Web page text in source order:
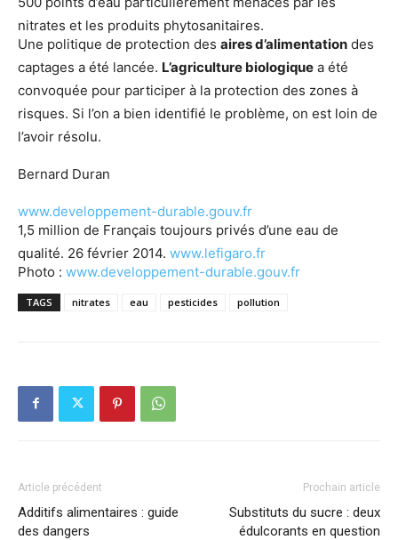
nitrates et les produits phytosanitaires.
Une politique de protection des aires d’alimentation des
captages a été lancée. L’agriculture biologique a été
convoquée pour participer à la protection des zones à
risques. Si l’on a bien identifié le problème, on est loin de
l’avoir résolu.
Bernard Duran
www.developpement-durable.gouv.fr
1,5 million de Français toujours privés d’une eau de
qualité. 26 février 2014. www.lefigaro.fr
Photo : www.developpement-durable.gouv.fr
TAGS nitrates eau pesticides pollution
Article précédent
Additifs alimentaires : guide
des dangers
Prochain article
Substituts du sucre : deux
édulcorants en question